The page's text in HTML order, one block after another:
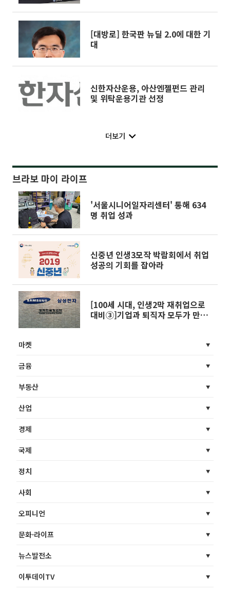
[대방로] 한국판 뉴딜 2.0에 대한 기
대
신한자산운용, 아산엔젤펀드 관리
및 위탁운용기관 선정
더보기
브라보 마이 라이프
'서울시니어일자리센터' 통해 634
명 취업 성과
신중년 인생3모작 박람회에서 취업
성공의 기회를 잡아라
[100세 시대, 인생2막 재취업으로
대비③]기업과 퇴직자 모두가 만족
마켓
금융
부동산
산업
경제
국제
정치
사회
오피니언
문화·라이프
뉴스발전소
이투데이TV